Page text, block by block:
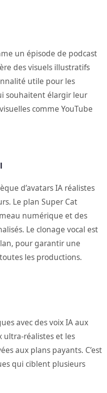
un épisode de podcast
des visuels illustratifs
utile pour les
souhaitent élargir leur
comme YouTube
d’avatars IA réalistes
Le plan Super Cat
numérique et des
Le clonage vocal est
pour garantir une
les productions.
avec des voix IA aux
ultra-réalistes et les
aux plans payants. C’est
qui ciblent plusieurs